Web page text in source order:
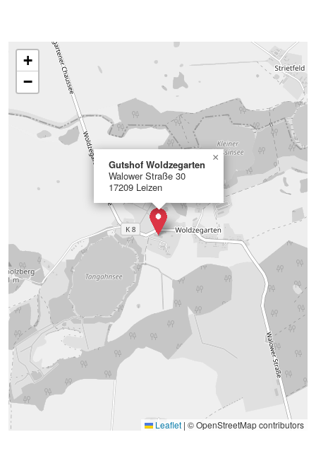
Gutshof Woldzegarten
Walower Straße 30
17209 Leizen
×
+
−
Leaflet | © OpenStreetMap contributors